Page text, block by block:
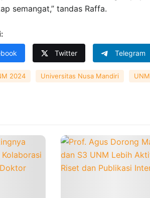
semangat,” tandas Raffa.
Twitter Telegram
2024 Universitas Nusa Mandiri UNM